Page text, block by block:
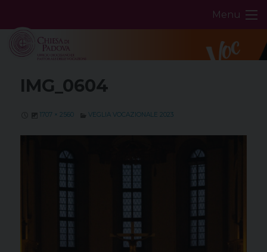
content
Menu
IMG_0604
1707 × 2560 VEGLIA VOCAZIONALE 2023